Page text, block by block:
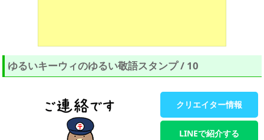
ゆるいキーウィのゆるい敬語スタンプ / 10
クリエイター情報
LINEで紹介する